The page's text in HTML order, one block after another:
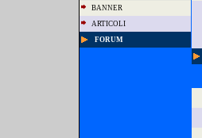
BANNER
ARTICOLI
FORUM